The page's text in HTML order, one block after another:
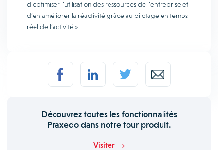
d’optimiser l’utilisation des ressources de l’entreprise et
d’en améliorer la réactivité grâce au pilotage en temps
réel de l’activité ».
Découvrez toutes les fonctionnalités
Praxedo dans notre tour produit.
Visiter